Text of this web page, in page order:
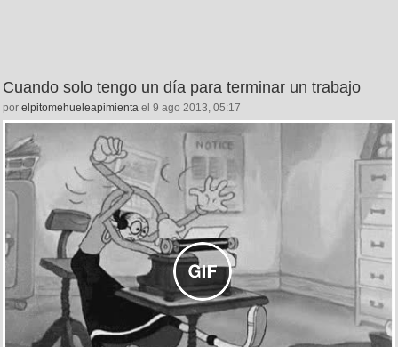
Cuando solo tengo un día para terminar un trabajo
por elpitomehueleapimienta el 9 ago 2013, 05:17